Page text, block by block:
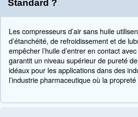
Maintenance et
compresseurs d’air
Une maintenance et une
d’air sont essentielles pour
fiable. Cela inclut l’entretien
et la mise en œuvre de systèmes
sur mesure pour répondre aux